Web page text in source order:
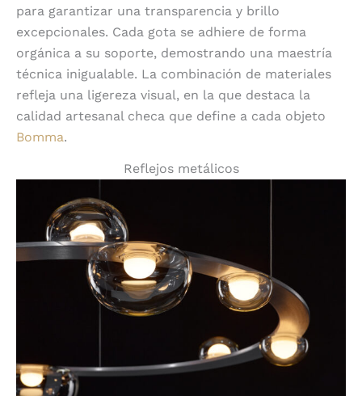
para garantizar una transparencia y brillo
excepcionales. Cada gota se adhiere de forma
orgánica a su soporte, demostrando una maestría
técnica inigualable. La combinación de materiales
refleja una ligereza visual, en la que destaca la
calidad artesanal checa que define a cada objeto
Bomma.
Reflejos metálicos